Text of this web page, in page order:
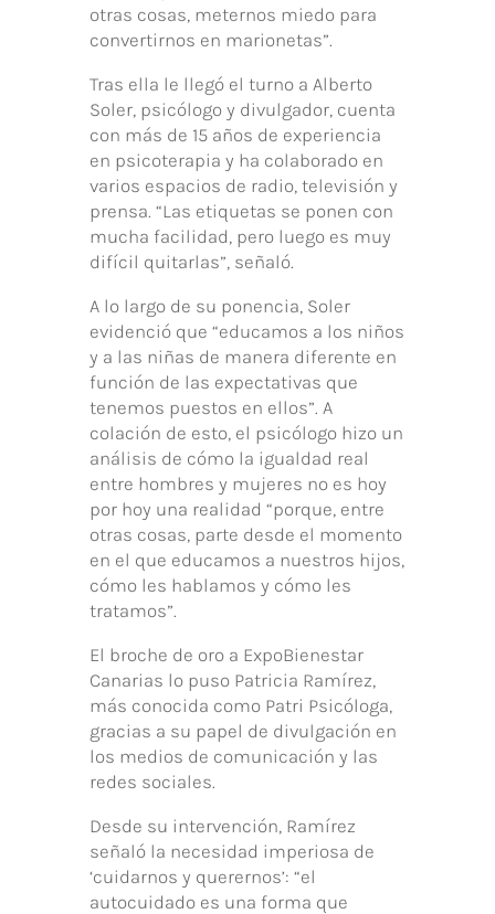
otras cosas, meternos miedo para
convertirnos en marionetas”.
Tras ella le llegó el turno a Alberto
Soler, psicólogo y divulgador, cuenta
con más de 15 años de experiencia
en psicoterapia y ha colaborado en
varios espacios de radio, televisión y
prensa. “Las etiquetas se ponen con
mucha facilidad, pero luego es muy
difícil quitarlas”, señaló.
A lo largo de su ponencia, Soler
evidenció que “educamos a los niños
y a las niñas de manera diferente en
función de las expectativas que
tenemos puestos en ellos”. A
colación de esto, el psicólogo hizo un
análisis de cómo la igualdad real
entre hombres y mujeres no es hoy
por hoy una realidad “porque, entre
otras cosas, parte desde el momento
en el que educamos a nuestros hijos,
cómo les hablamos y cómo les
tratamos”.
El broche de oro a ExpoBienestar
Canarias lo puso Patricia Ramírez,
más conocida como Patri Psicóloga,
gracias a su papel de divulgación en
los medios de comunicación y las
redes sociales.
Desde su intervención, Ramírez
señaló la necesidad imperiosa de
‘cuidarnos y querernos’: “el
autocuidado es una forma que